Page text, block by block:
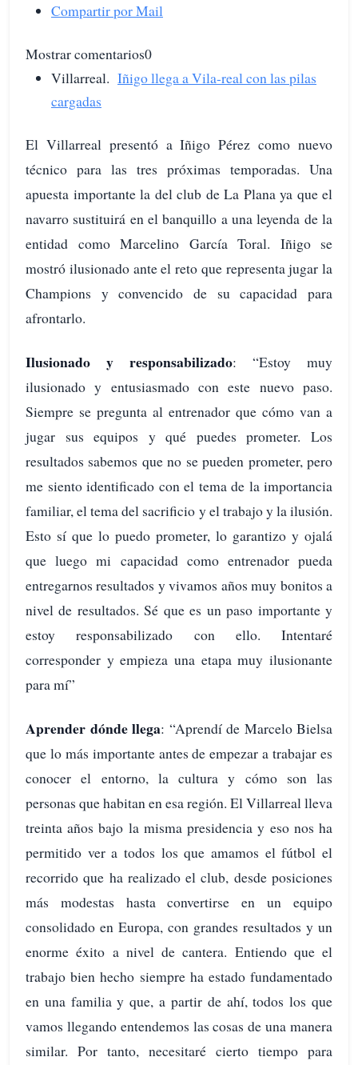
Compartir por Mail
Mostrar comentarios0
Villarreal. Iñigo llega a Vila-real con las pilas
cargadas
El Villarreal presentó a Iñigo Pérez como nuevo
técnico para las tres próximas temporadas. Una
apuesta importante la del club de La Plana ya que el
navarro sustituirá en el banquillo a una leyenda de la
entidad como Marcelino García Toral. Iñigo se
mostró ilusionado ante el reto que representa jugar la
Champions y convencido de su capacidad para
afrontarlo.
Ilusionado y responsabilizado: “Estoy muy
ilusionado y entusiasmado con este nuevo paso.
Siempre se pregunta al entrenador que cómo van a
jugar sus equipos y qué puedes prometer. Los
resultados sabemos que no se pueden prometer, pero
me siento identificado con el tema de la importancia
familiar, el tema del sacrificio y el trabajo y la ilusión.
Esto sí que lo puedo prometer, lo garantizo y ojalá
que luego mi capacidad como entrenador pueda
entregarnos resultados y vivamos años muy bonitos a
nivel de resultados. Sé que es un paso importante y
estoy responsabilizado con ello. Intentaré
corresponder y empieza una etapa muy ilusionante
para mí”
Aprender dónde llega: “Aprendí de Marcelo Bielsa
que lo más importante antes de empezar a trabajar es
conocer el entorno, la cultura y cómo son las
personas que habitan en esa región. El Villarreal lleva
treinta años bajo la misma presidencia y eso nos ha
permitido ver a todos los que amamos el fútbol el
recorrido que ha realizado el club, desde posiciones
más modestas hasta convertirse en un equipo
consolidado en Europa, con grandes resultados y un
enorme éxito a nivel de cantera. Entiendo que el
trabajo bien hecho siempre ha estado fundamentado
en una familia y que, a partir de ahí, todos los que
vamos llegando entendemos las cosas de una manera
similar. Por tanto, necesitaré cierto tiempo para